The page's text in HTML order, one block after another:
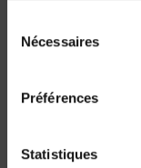
Nécessaires
Préférences
Statistiques